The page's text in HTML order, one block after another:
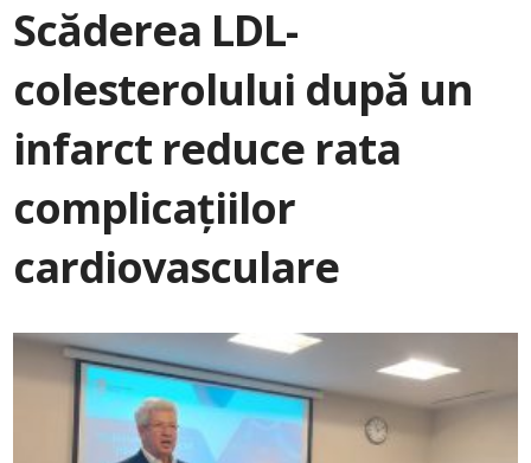
Scăderea LDL-
colesterolului după un
infarct reduce rata
complicațiilor
cardiovasculare